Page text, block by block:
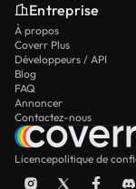
Entreprise
À propos
Coverr Plus
Développeurs / API
Blog
FAQ
Annoncer
Contactez-nous
Licencepolitique de